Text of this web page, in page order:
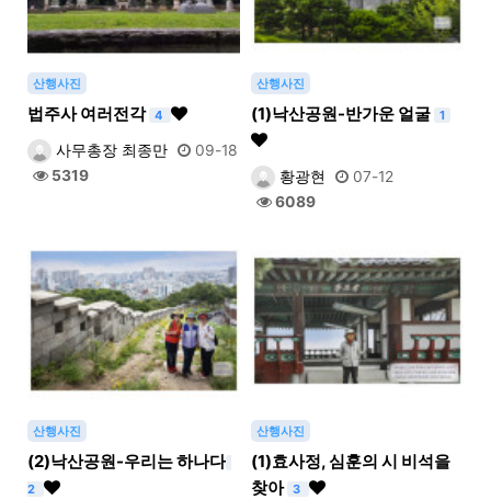
산행사진
법주사 여러전각 4
사무총장 최종만
09-18
5319
산행사진
(1)낙산공원-반가운 얼굴 1
황광현
07-12
6089
산행사진
(2)낙산공원-우리는 하나다
2
산행사진
(1)효사정, 심훈의 시 비석을
찾아 3